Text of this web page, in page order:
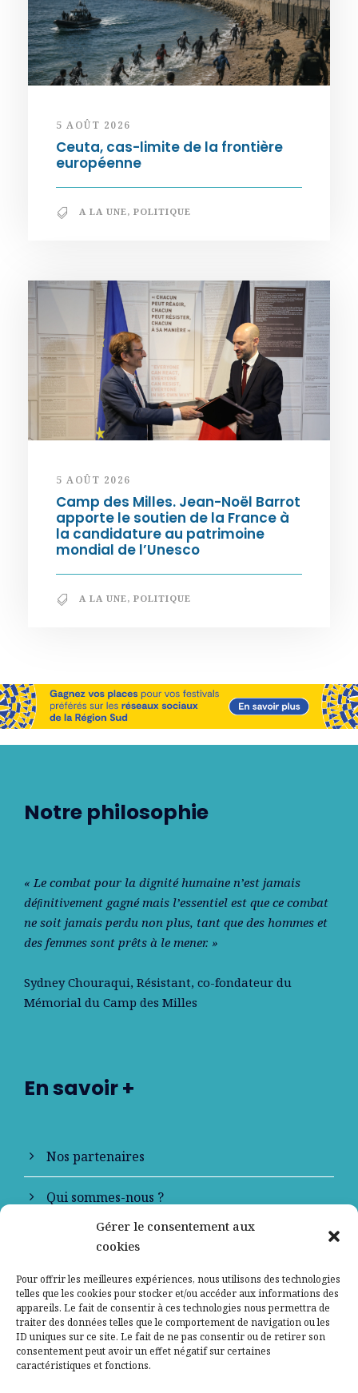
Gérer le consentement aux
cookies
Pour offrir les meilleures expériences, nous utilisons des technologies
telles que les cookies pour stocker et/ou accéder aux informations des
appareils. Le fait de consentir à ces technologies nous permettra de
traiter des données telles que le comportement de navigation ou les
ID uniques sur ce site. Le fait de ne pas consentir ou de retirer son
consentement peut avoir un effet négatif sur certaines
caractéristiques et fonctions.
5 AOÛT 2026
Ceuta, cas-limite de la frontière
européenne
A LA UNE, POLITIQUE
5 AOÛT 2026
Camp des Milles. Jean-Noël Barrot
apporte le soutien de la France à
la candidature au patrimoine
mondial de l’Unesco
A LA UNE, POLITIQUE
Notre philosophie
« Le combat pour la dignité humaine n’est jamais
déﬁnitivement gagné mais l’essentiel est que ce combat
ne soit jamais perdu non plus, tant que des hommes et
des femmes sont prêts à le mener. »
Sydney Chouraqui, Résistant, co-fondateur du
Mémorial du Camp des Milles
En savoir +
Nos partenaires
Qui sommes-nous ?
Contactez-nous
Mentions légales
Politique de confidentialité